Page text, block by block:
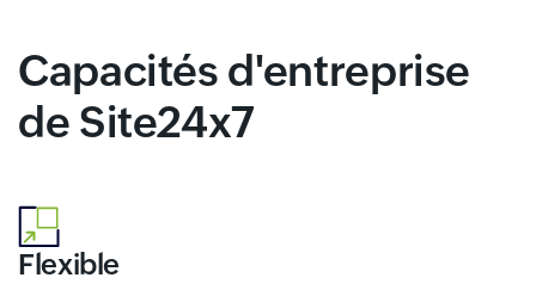
Capacités d'entreprise
de Site24x7
Flexible